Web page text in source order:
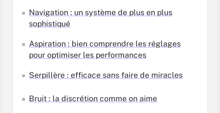
Navigation : un système de plus en plus
sophistiqué
Aspiration : bien comprendre les réglages
pour optimiser les performances
Serpillère : efficace sans faire de miracles
Bruit : la discrétion comme on aime